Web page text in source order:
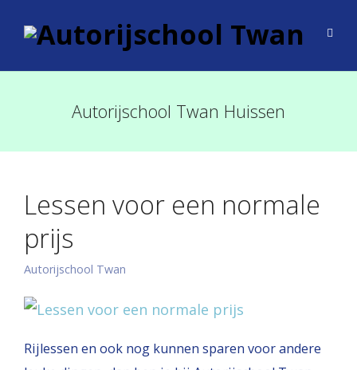
Autorijschool Twan Huissen
Lessen voor een normale
prijs
Autorijschool Twan
Rijlessen en ook nog kunnen sparen voor andere